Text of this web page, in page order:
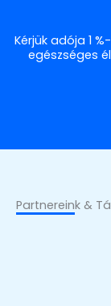
Kérjük adója 1
egészséges
Partnereink &